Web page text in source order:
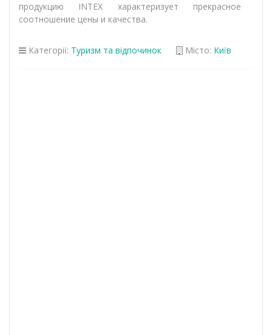
продукцию INTEX характеризует прекрасное
соотношение цены и качества.
Категорії: Туризм та відпочинок Місто: Київ